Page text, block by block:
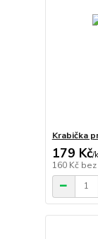
Krabička
179 Kč/
160 Kč bez